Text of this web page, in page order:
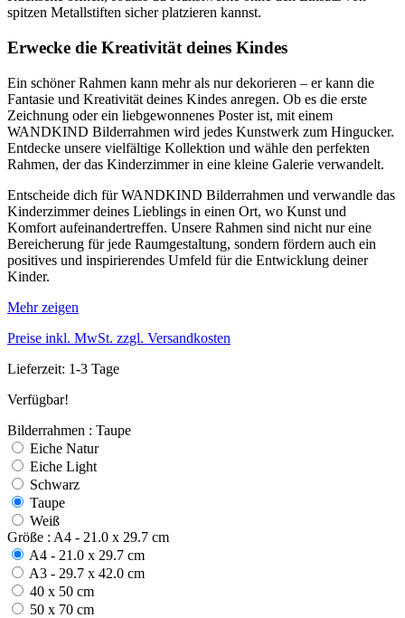
spitzen Metallstiften sicher platzieren kannst.
Erwecke die Kreativität deines Kindes
Ein schöner Rahmen kann mehr als nur dekorieren – er kann die
Fantasie und Kreativität deines Kindes anregen. Ob es die erste
Zeichnung oder ein liebgewonnenes Poster ist, mit einem
WANDKIND Bilderrahmen wird jedes Kunstwerk zum Hingucker.
Entdecke unsere vielfältige Kollektion und wähle den perfekten
Rahmen, der das Kinderzimmer in eine kleine Galerie verwandelt.
Entscheide dich für WANDKIND Bilderrahmen und verwandle das
Kinderzimmer deines Lieblings in einen Ort, wo Kunst und
Komfort aufeinandertreffen. Unsere Rahmen sind nicht nur eine
Bereicherung für jede Raumgestaltung, sondern fördern auch ein
positives und inspirierendes Umfeld für die Entwicklung deiner
Kinder.
Mehr zeigen
Preise inkl. MwSt. zzgl. Versandkosten
Lieferzeit: 1-3 Tage
Verfügbar!
Bilderrahmen : Taupe
Eiche Natur
Eiche Light
Schwarz
Taupe
Weiß
Größe : A4 - 21.0 x 29.7 cm
A4 - 21.0 x 29.7 cm
A3 - 29.7 x 42.0 cm
40 x 50 cm
50 x 70 cm